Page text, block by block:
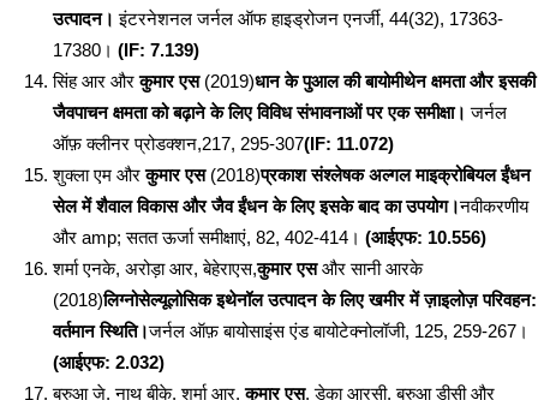
उत्पादन।इंटरनेशनल जर्नल ऑफ हाइड्रोजन एनर्जी, 44(32), 17363-
17380। (IF: 7.139)
सिंह आर औरकुमार एस(2019)धान के पुआल की बायोमीथेन क्षमता और इसकी
जैवपाचन क्षमता को बढ़ाने के लिए विविध संभावनाओं पर एक समीक्षा।जर्नल
ऑफ़ क्लीनर प्रोडक्शन,217, 295-307(IF: 11.072)
शुक्ला एम औरकुमार एस (2018)प्रकाश संश्लेषक अल्गल माइक्रोबियल ईंधन
सेल में शैवाल विकास और जैव ईंधन के लिए इसके बाद का उपयोग।नवीकरणीय
और amp; सतत ऊर्जा समीक्षाएं, 82, 402-414। (आईएफ: 10.556)
शर्मा एनके, अरोड़ा आर, बेहेराएस,कुमार एसऔर सानी आरके
(2018)लिग्नोसेल्यूलोसिक इथेनॉल उत्पादन के लिए खमीर में ज़ाइलोज़ परिवहन:
वर्तमान स्थिति।जर्नल ऑफ़ बायोसाइंस एंड बायोटेक्नोलॉजी, 125, 259-267।
(आईएफ: 2.032)
बरुआ जे, नाथ बीके, शर्मा आर,कुमार एस, डेका आरसी, बरुआ डीसी और